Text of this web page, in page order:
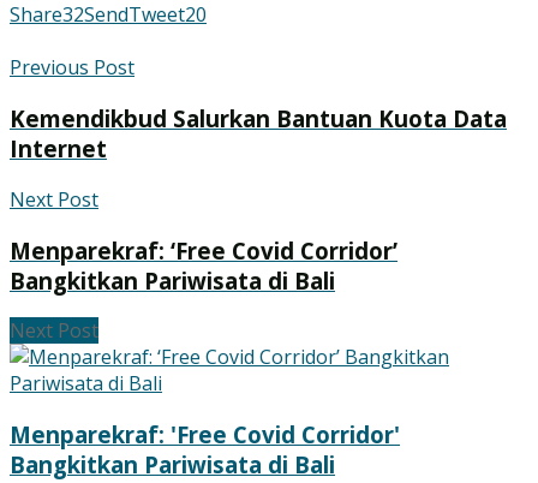
Share32SendTweet20
Previous Post
Kemendikbud Salurkan Bantuan Kuota Data
Internet
Next Post
Menparekraf: ‘Free Covid Corridor’
Bangkitkan Pariwisata di Bali
Next Post
Menparekraf: 'Free Covid Corridor'
Bangkitkan Pariwisata di Bali